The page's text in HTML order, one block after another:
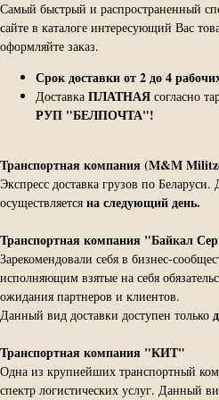
Самый быстрый и распространенный
сайте в каталоге интересующий Вас
оформляйте заказ.
Срок доставки от 2 до 4
Доставка ПЛАТНАЯ согласно
РУП "БЕЛПОЧТА"!
Транспортная компания (M&M
Экспресс доставка грузов по Беларуси.
осуществляется на следующий день.
Транспортная компания "Байкал
Зарекомендовали себя в бизнес-
исполняющим взятые на себя
ожидания партнеров и клиентов.
Данный вид доставки доступен только
Транспортная компания "КИТ"
Одна из крупнейших транспортный
спектр логистических услуг. Данный